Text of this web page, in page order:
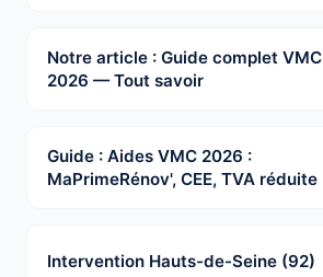
Notre article : Guide complet VMC
2026 — Tout savoir
Guide : Aides VMC 2026 :
MaPrimeRénov', CEE, TVA réduite
Intervention Hauts-de-Seine (92)